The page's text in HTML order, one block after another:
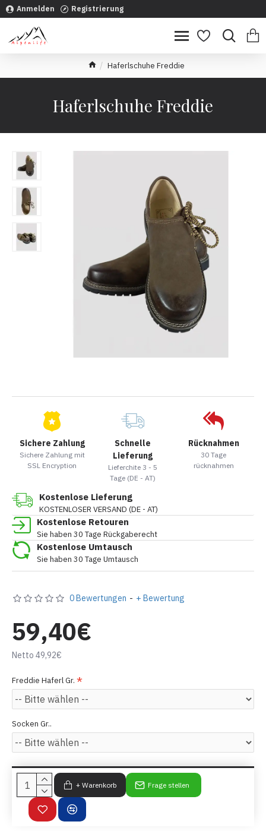
Anmelden Registrierung
Haferlschuhe Freddie
Haferlschuhe Freddie
Sichere Zahlung
Sichere Zahlung mit
SSL Encryption
Schnelle
Lieferung
Lieferchite 3 - 5
Tage (DE - AT)
Rücknahmen
30 Tage
rücknahmen
Kostenlose Lieferung
KOSTENLOSER VERSAND (DE - AT)
Kostenlose Retouren
Sie haben 30 Tage Rückgaberecht
Kostenlose Umtausch
Sie haben 30 Tage Umtausch
0 Bewertungen - + Bewertung
59,40€
Netto 49,92€
Freddie Haferl Gr.
Socken Gr..
+ Warenkorb Frage stellen